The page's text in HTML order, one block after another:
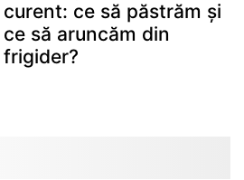
curent: ce să păstrăm și
ce să aruncăm din
frigider?